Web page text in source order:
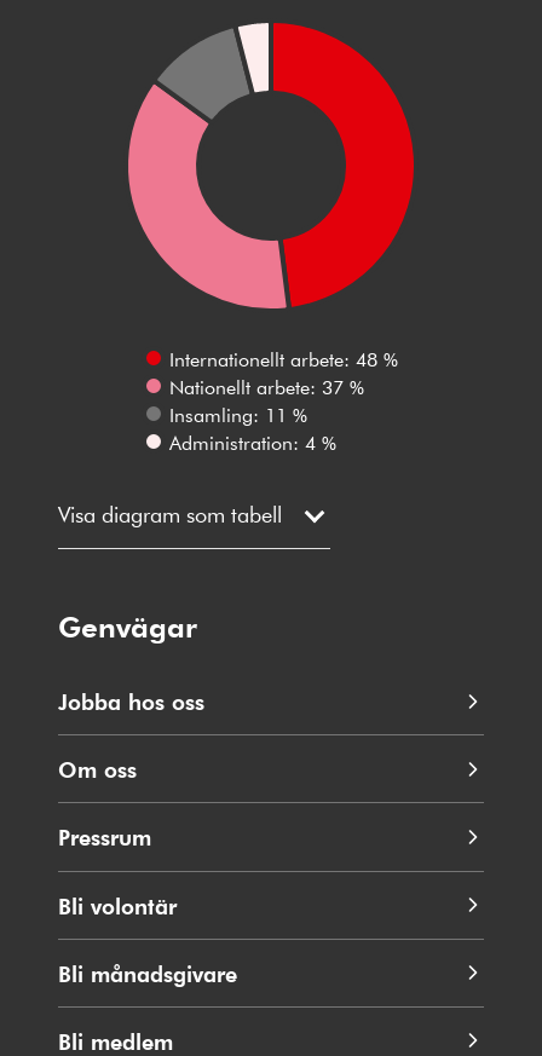
Internationellt arbete: 48 %
Nationellt arbete: 37 %
Insamling: 11 %
Administration: 4 %
Visa diagram som tabell
Genvägar
Jobba hos oss
Om oss
Pressrum
Bli volontär
Bli månadsgivare
Bli medlem